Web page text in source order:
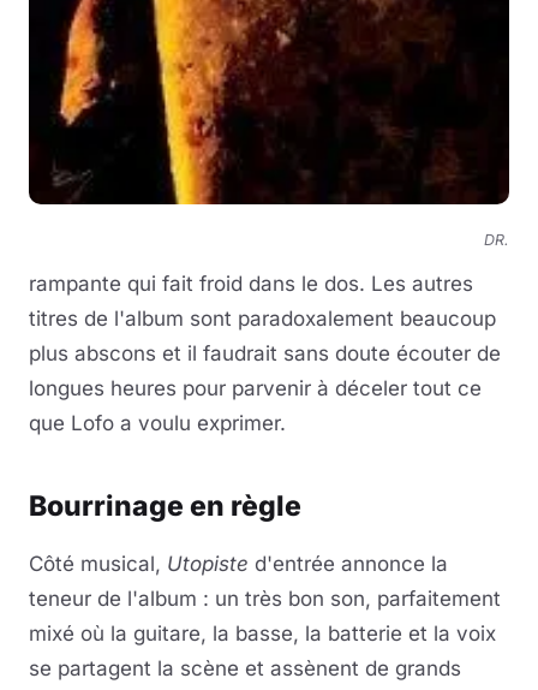
DR.
rampante qui fait froid dans le dos. Les autres
titres de l'album sont paradoxalement beaucoup
plus abscons et il faudrait sans doute écouter de
longues heures pour parvenir à déceler tout ce
que Lofo a voulu exprimer.
Bourrinage en règle
Côté musical, Utopiste d'entrée annonce la
teneur de l'album : un très bon son, parfaitement
mixé où la guitare, la basse, la batterie et la voix
se partagent la scène et assènent de grands